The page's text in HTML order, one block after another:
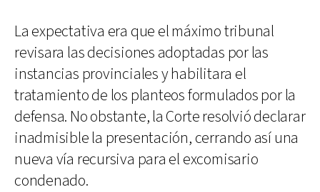
La expectativa era que el máximo tribunal
revisara las decisiones adoptadas por las
instancias provinciales y habilitara el
tratamiento de los planteos formulados por la
defensa. No obstante, la Corte resolvió declarar
inadmisible la presentación, cerrando así una
nueva vía recursiva para el excomisario
condenado.